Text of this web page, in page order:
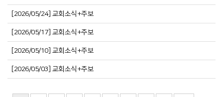
[2026/05/24] 교회소식+주보
[2026/05/17] 교회소식+주보
[2026/05/10] 교회소식+주보
[2026/05/03] 교회소식+주보